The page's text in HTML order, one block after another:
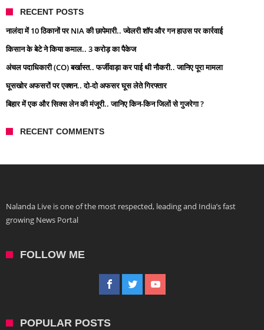
RECENT POSTS
नालंदा में 10 ठिकानों पर NIA की छापेमारी.. ज्वेलरी शॉप और गन हाउस पर कार्रवाई
किसान के बेटे ने किया कमाल.. 3 करोड़ का पैकेज
अंचल पदाधिकारी (CO) बर्खास्त.. फर्जीवाड़ा कर पाई थी नौकरी.. जानिए पूरा मामला
घूसखोर अफसरों पर एक्शन.. दो-दो अफसर घूस लेते गिरफ्तार
बिहार में एक और सिक्स लेन की मंजूरी.. जानिए किन-किन जिलों से गुजरेगा ?
RECENT COMMENTS
Nalanda Live is one of the most respected, leading and India’s fast
growing News Portal
FOLLOW ME
POPULAR POSTS